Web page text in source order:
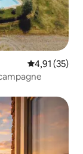
Évaluation
4,91 (35)